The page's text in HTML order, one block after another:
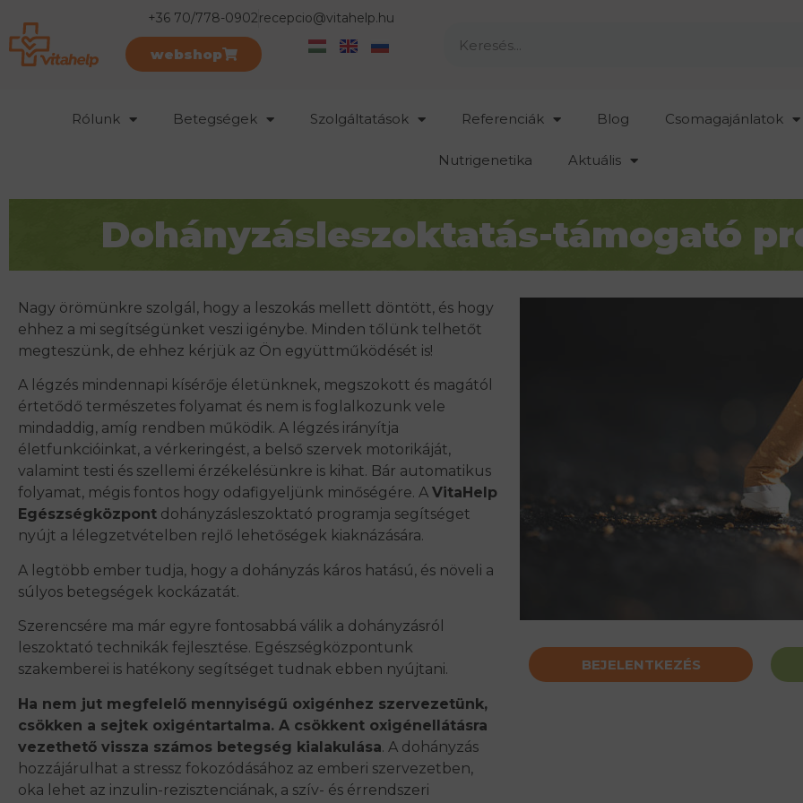
+36 70/778-0902recepcio@vitahelp.hu
webshop
Rólunk Betegségek Szolgáltatások Referenciák Blog Csomagajánlatok
Nutrigenetika Aktuális
Dohányzásleszoktatás-támogató
Nagy örömünkre szolgál, hogy a leszokás mellett döntött, és hogy
ehhez a mi segítségünket veszi igénybe. Minden tőlünk telhetőt
megteszünk, de ehhez kérjük az Ön együttműködését is!
A légzés mindennapi kísérője életünknek, megszokott és magától
értetődő természetes folyamat és nem is foglalkozunk vele
mindaddig, amíg rendben működik. A légzés irányítja
életfunkcióinkat, a vérkeringést, a belső szervek motorikáját,
valamint testi és szellemi érzékelésünkre is kihat. Bár automatikus
folyamat, mégis fontos hogy odafigyeljünk minőségére. A VitaHelp
Egészségközpont dohányzásleszoktató programja segítséget
nyújt a lélegzetvételben rejlő lehetőségek kiaknázására.
A legtöbb ember tudja, hogy a dohányzás káros hatású, és növeli a
súlyos betegségek kockázatát.
Szerencsére ma már egyre fontosabbá válik a dohányzásról
leszoktató technikák fejlesztése. Egészségközpontunk
szakemberei is hatékony segítséget tudnak ebben nyújtani.
Ha nem jut megfelelő mennyiségű oxigénhez szervezetünk,
csökken a sejtek oxigéntartalma. A csökkent oxigénellátásra
vezethető vissza számos betegség kialakulása. A dohányzás
hozzájárulhat a stressz fokozódásához az emberi szervezetben,
oka lehet az inzulin-rezisztenciának, a szív- és érrendszeri
BEJELENTKEZÉS